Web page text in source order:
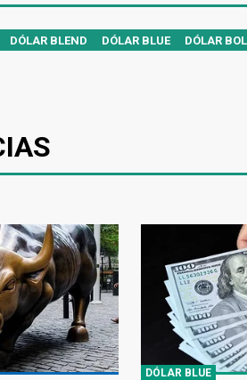
DÓLAR BLEND DÓLAR BLUE DÓLAR
DÓLAR BLUE